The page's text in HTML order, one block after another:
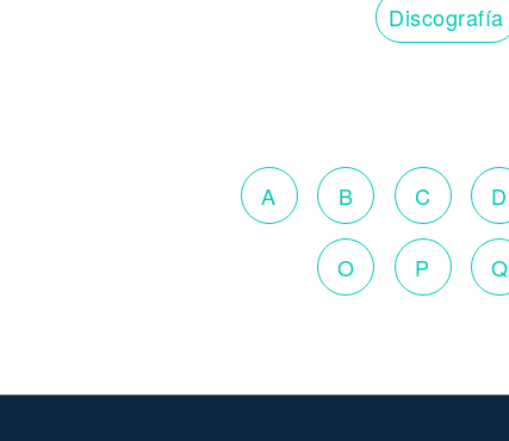
Discografía
A B C D
O P Q